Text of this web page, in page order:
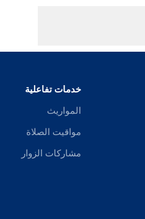
خدمات تفاعلية
المواريث
مواقيت الصلاة
مشاركات الزوار